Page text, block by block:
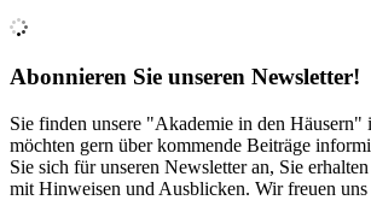
Abonnieren Sie unseren Newsletter!
Sie finden unsere "Akademie in den Häusern"
möchten gern über kommende Beiträge
Sie sich für unseren Newsletter an, Sie
mit Hinweisen und Ausblicken. Wir freuen uns